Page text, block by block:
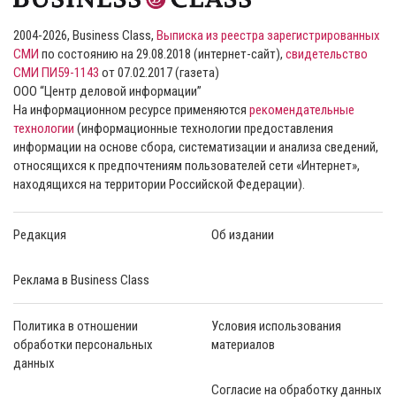
2004-2026, Business Class, Выписка из реестра зарегистрированных
СМИ по состоянию на 29.08.2018 (интернет-сайт), свидетельство
СМИ ПИ59-1143 от 07.02.2017 (газета)
ООО “Центр деловой информации”
На информационном ресурсе применяются рекомендательные
технологии (информационные технологии предоставления
информации на основе сбора, систематизации и анализа сведений,
относящихся к предпочтениям пользователей сети «Интернет»,
находящихся на территории Российской Федерации).
Редакция Об издании
Реклама в Business Class
Политика в отношении
обработки персональных
данных
Условия использования
материалов
Согласие на обработку данных